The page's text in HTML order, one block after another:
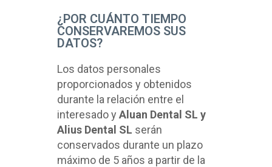
¿POR CUÁNTO TIEMPO
CONSERVAREMOS SUS
DATOS?
Los datos personales
proporcionados y obtenidos
durante la relación entre el
interesado y Aluan Dental SL y
Alius Dental SL serán
conservados durante un plazo
máximo de 5 años a partir de la